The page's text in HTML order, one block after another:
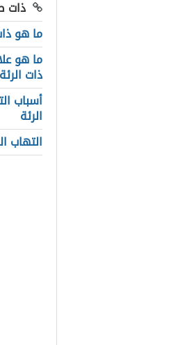
ذات
ما هو
ما هو
ذات الرئة
أسباب
الرئة
التهاب